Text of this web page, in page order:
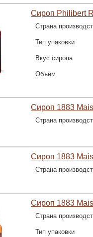
Сироп Philibert
Страна
Тип упаковки
Вкус сиропа
Объем
Сироп 1883
Страна
Сироп 1883
Страна
Сироп 1883
Страна
Тип упаковки